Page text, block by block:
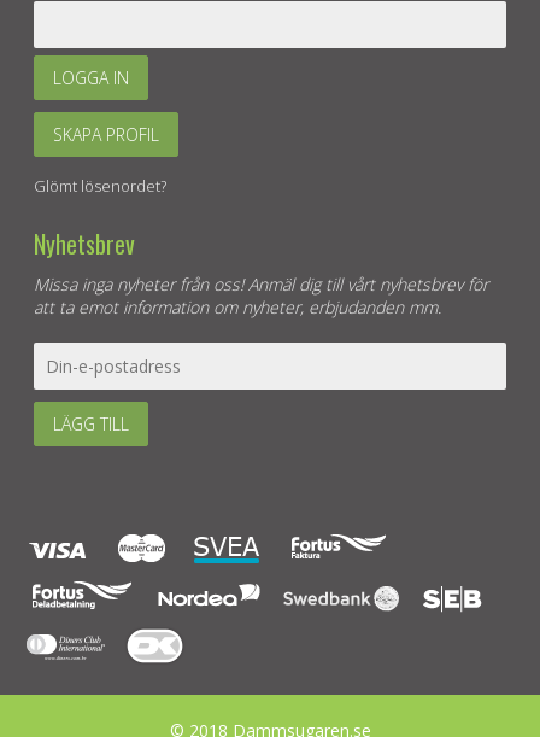
LOGGA IN
SKAPA PROFIL
Glömt lösenordet?
Nyhetsbrev
Missa inga nyheter från oss! Anmäl dig till vårt nyhetsbrev för
att ta emot information om nyheter, erbjudanden mm.
LÄGG TILL
© 2018 Dammsugaren.se